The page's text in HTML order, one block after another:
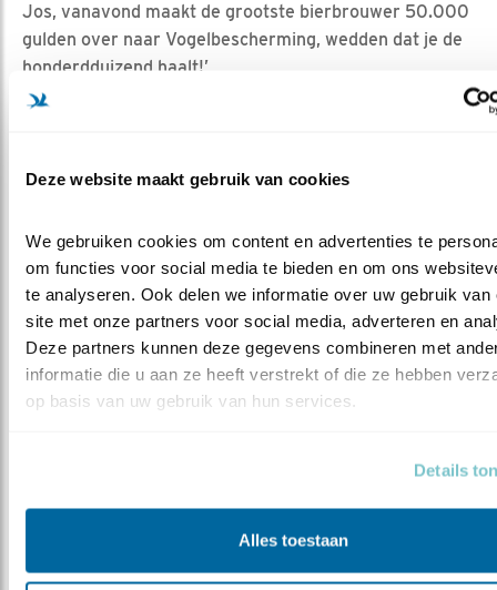
Deze website maakt gebruik van cookies
We gebruiken cookies om content en advertenties te
om functies voor social media te bieden en om ons
te analyseren. Ook delen we informatie over uw gebruik van
site met onze partners voor social media, adverteren en
Deze partners kunnen deze gegevens combineren met
informatie die u aan ze heeft verstrekt of die ze hebben
op basis van uw gebruik van hun services.
Details
Alles toestaan
Jos, vanavond maakt de grootste bierbrouwer 50.000
gulden over naar Vogelbescherming, wedden dat je de
honderdduizend haalt!’
Vogelbescherming werd een nationale hype en toen
over de honderdduizend gulden gingen zei ik spontaan
baard eraf ging. De uitzending was semi-live en bij de
montage werd dat onderdeel uiteindelijk niet
uitgezonden. Maar een grote foto de volgende dag in de
Telegraaf, met afgeschoren baard, omringd door onze
kinderen en mijn vrouw Els, leverde ook nog weer eens
vele duizenden guldens op. Bij elkaar kwam er bijna
twee ton binnen. Van dat geld heeft Vogelbescherming
Heineken en hebben we gezamenlijk gezellig een biertje
gedronken.”